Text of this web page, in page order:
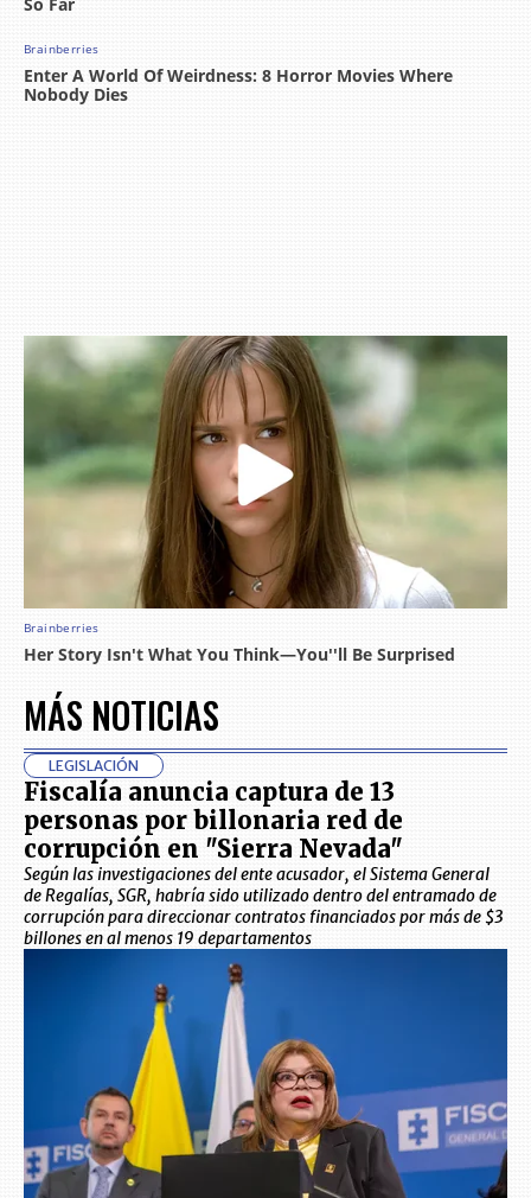
MÁS NOTICIAS
LEGISLACIÓN
Fiscalía anuncia captura de 13
personas por billonaria red de
corrupción en "Sierra Nevada"
Según las investigaciones del ente acusador, el Sistema General
de Regalías, SGR, habría sido utilizado dentro del entramado de
corrupción para direccionar contratos financiados por más de $3
billones en al menos 19 departamentos